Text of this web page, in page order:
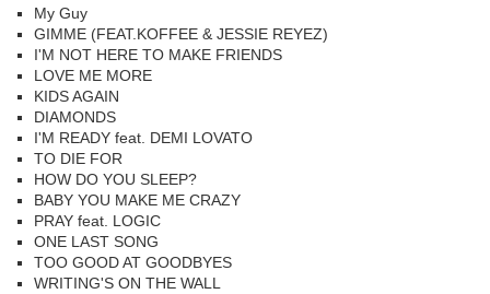
My Guy
GIMME (FEAT.KOFFEE & JESSIE REYEZ)
I'M NOT HERE TO MAKE FRIENDS
LOVE ME MORE
KIDS AGAIN
DIAMONDS
I'M READY feat. DEMI LOVATO
TO DIE FOR
HOW DO YOU SLEEP?
BABY YOU MAKE ME CRAZY
PRAY feat. LOGIC
ONE LAST SONG
TOO GOOD AT GOODBYES
WRITING'S ON THE WALL